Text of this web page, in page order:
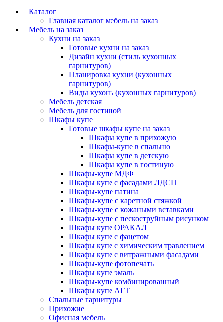
Каталог
Главная каталог мебель на заказ
Мебель на заказ
Кухни на заказ
Готовые кухни на заказ
Дизайн кухни (стиль кухонных
гарнитуров)
Планировка кухни (кухонных
гарнитуров)
Виды кухонь (кухонных гарнитуров)
Мебель детская
Мебель для гостиной
Шкафы купе
Готовые шкафы купе на заказ
Шкафы купе в прихожую
Шкафы-купе в спальню
Шкафы купе в детскую
Шкафы купе в гостиную
Шкафы-купе МДФ
Шкафы купе с фасадами ЛДСП
Шкафы-купе патина
Шкафы-купе с каретной стяжкой
Шкафы-купе с кожаными вставками
Шкафы-купе с пескоструйным рисунком
Шкафы купе ОРАКАЛ
Шкафы купе с фацетом
Шкафы купе с химическим травлением
Шкафы купе с витражными фасадами
Шкафы-купе фотопечать
Шкафы купе эмаль
Шкафы-купе комбинированный
Шкафы купе АГТ
Спальные гарнитуры
Прихожие
Офисная мебель